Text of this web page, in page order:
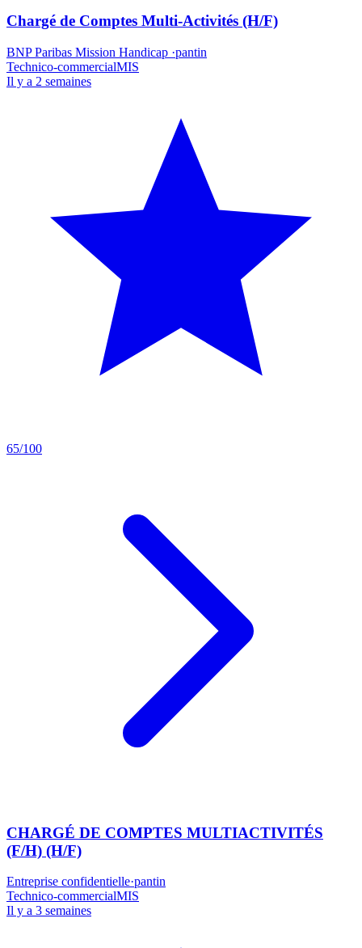
Chargé de Comptes Multi-Activités (H/F)
BNP Paribas Mission Handicap ·pantin
Technico-commercialMIS
Il y a 2 semaines
65/100
CHARGÉ DE COMPTES MULTIACTIVITÉS
(F/H) (H/F)
Entreprise confidentielle·pantin
Technico-commercialMIS
Il y a 3 semaines